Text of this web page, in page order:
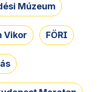
Múzeum
Vikor FÖRI